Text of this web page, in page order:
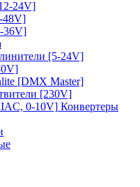
24V]
48V]
36V]
[5-24V]
[DMX Master]
[230V]
Конвертеры